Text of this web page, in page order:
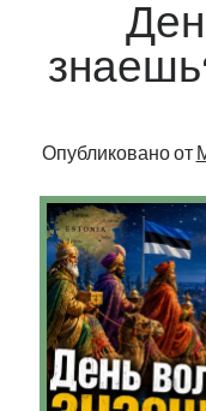
Опубликовано от